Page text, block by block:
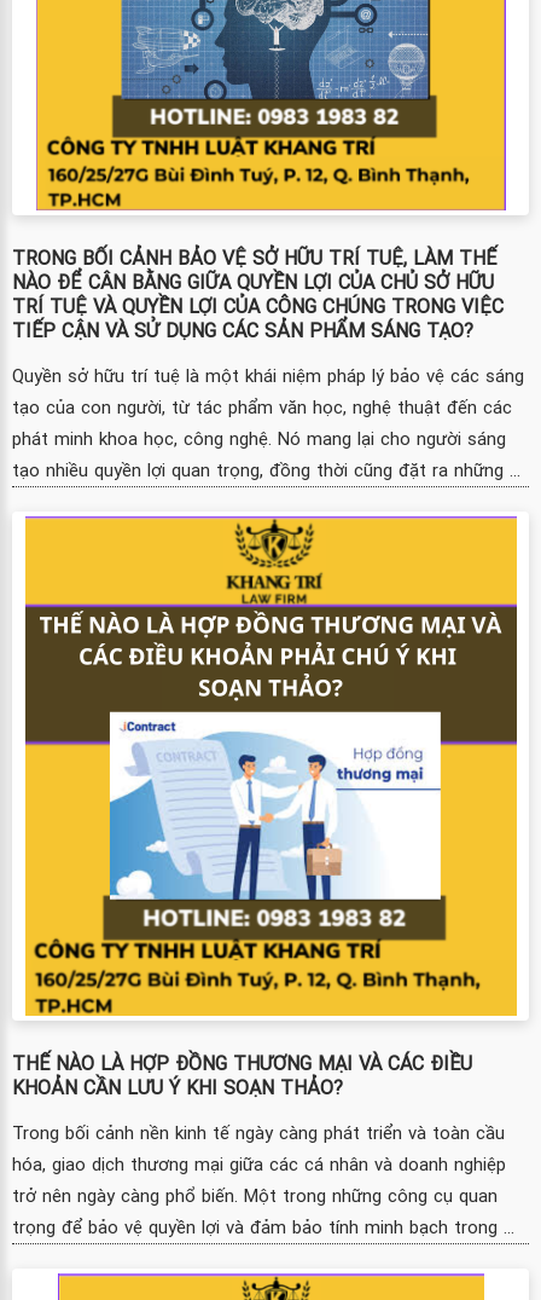
TRONG BỐI CẢNH BẢO VỆ SỞ HỮU TRÍ TUỆ, LÀM THẾ
NÀO ĐỂ CÂN BẰNG GIỮA QUYỀN LỢI CỦA CHỦ SỞ HỮU
TRÍ TUỆ VÀ QUYỀN LỢI CỦA CÔNG CHÚNG TRONG VIỆC
TIẾP CẬN VÀ SỬ DỤNG CÁC SẢN PHẨM SÁNG TẠO?
Quyền sở hữu trí tuệ là một khái niệm pháp lý bảo vệ các sáng
tạo của con người, từ tác phẩm văn học, nghệ thuật đến các
phát minh khoa học, công nghệ. Nó mang lại cho người sáng
tạo nhiều quyền lợi quan trọng, đồng thời cũng đặt ra những ...
THẾ NÀO LÀ HỢP ĐỒNG THƯƠNG MẠI VÀ CÁC ĐIỀU
KHOẢN CẦN LƯU Ý KHI SOẠN THẢO?
Trong bối cảnh nền kinh tế ngày càng phát triển và toàn cầu
hóa, giao dịch thương mại giữa các cá nhân và doanh nghiệp
trở nên ngày càng phổ biến. Một trong những công cụ quan
trọng để bảo vệ quyền lợi và đảm bảo tính minh bạch trong ...